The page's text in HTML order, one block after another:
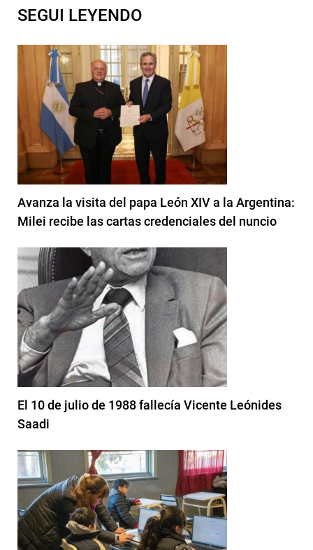
SEGUI LEYENDO
Avanza la visita del papa León XIV a la Argentina:
Milei recibe las cartas credenciales del nuncio
El 10 de julio de 1988 fallecía Vicente Leónides
Saadi